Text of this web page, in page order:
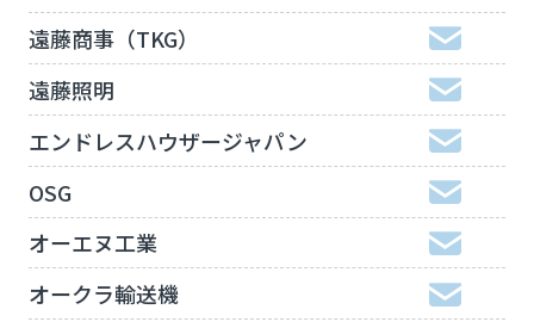
遠藤商事（TKG）
遠藤照明
エンドレスハウザージャパン
OSG
オーエヌ工業
オークラ輸送機